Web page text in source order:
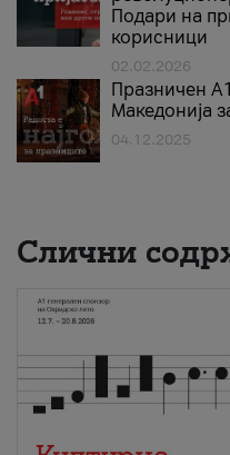
Подари на
корисници
02.02.2026
Празничен
Македонија
04.12.2025
Слични